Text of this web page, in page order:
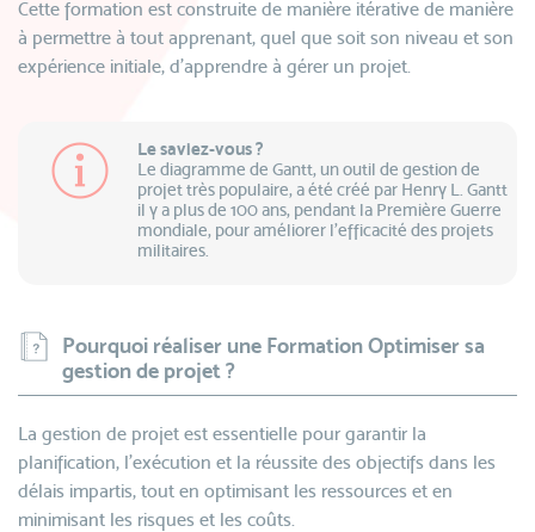
Cette formation est construite de manière itérative de manière
à permettre à tout apprenant, quel que soit son niveau et son
expérience initiale, d'apprendre à gérer un projet.
Le saviez-vous ?
Le diagramme de Gantt, un outil de gestion de
projet très populaire, a été créé par Henry L. Gantt
il y a plus de 100 ans, pendant la Première Guerre
mondiale, pour améliorer l'efficacité des projets
militaires.
Pourquoi réaliser une Formation Optimiser sa
gestion de projet ?
La gestion de projet est essentielle pour garantir la
planification, l'exécution et la réussite des objectifs dans les
délais impartis, tout en optimisant les ressources et en
minimisant les risques et les coûts.